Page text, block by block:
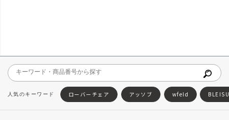
ローバーチェア アッソブ wfeld